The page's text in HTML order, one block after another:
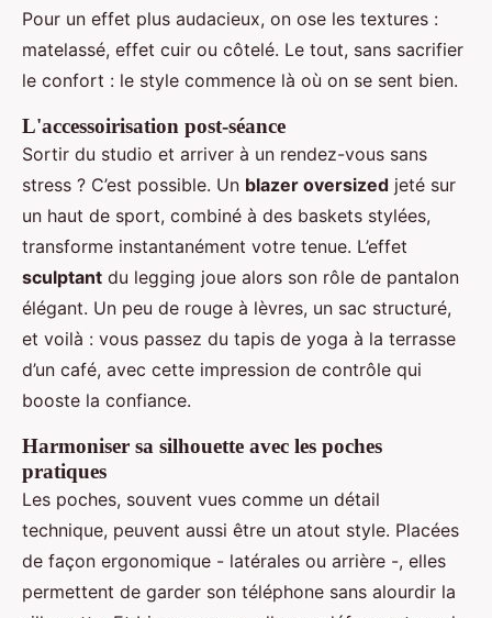
Pour un effet plus audacieux, on ose les textures :
matelassé, effet cuir ou côtelé. Le tout, sans sacrifier
le confort : le style commence là où on se sent bien.
L'accessoirisation post-séance
Sortir du studio et arriver à un rendez-vous sans
stress ? C’est possible. Un blazer oversized jeté sur
un haut de sport, combiné à des baskets stylées,
transforme instantanément votre tenue. L’effet
sculptant du legging joue alors son rôle de pantalon
élégant. Un peu de rouge à lèvres, un sac structuré,
et voilà : vous passez du tapis de yoga à la terrasse
d’un café, avec cette impression de contrôle qui
booste la confiance.
Harmoniser sa silhouette avec les poches
pratiques
Les poches, souvent vues comme un détail
technique, peuvent aussi être un atout style. Placées
de façon ergonomique - latérales ou arrière -, elles
permettent de garder son téléphone sans alourdir la